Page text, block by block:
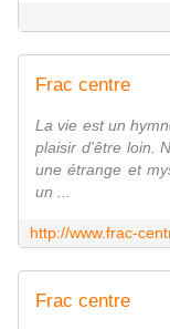
Frac centre
La vie est un
plaisir d'être loin.
une étrange et
un ...
Frac centre